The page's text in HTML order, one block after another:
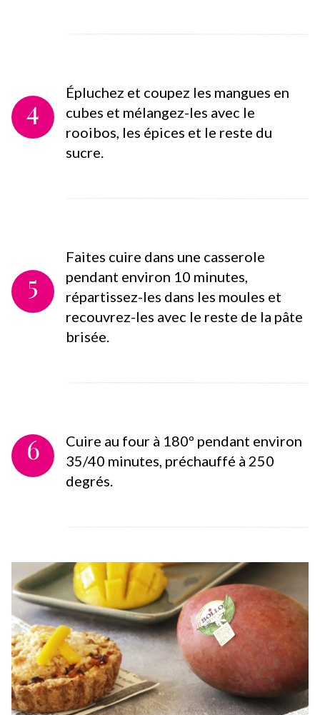
4
Épluchez et coupez les mangues en
cubes et mélangez-les avec le
rooibos, les épices et le reste du
sucre.
5
Faites cuire dans une casserole
pendant environ 10 minutes,
répartissez-les dans les moules et
recouvrez-les avec le reste de la pâte
brisée.
6
Cuire au four à 180º pendant environ
35/40 minutes, préchauffé à 250
degrés.